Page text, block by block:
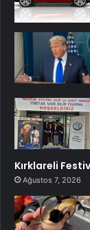
Kırklareli
Ağustos 7, 2026